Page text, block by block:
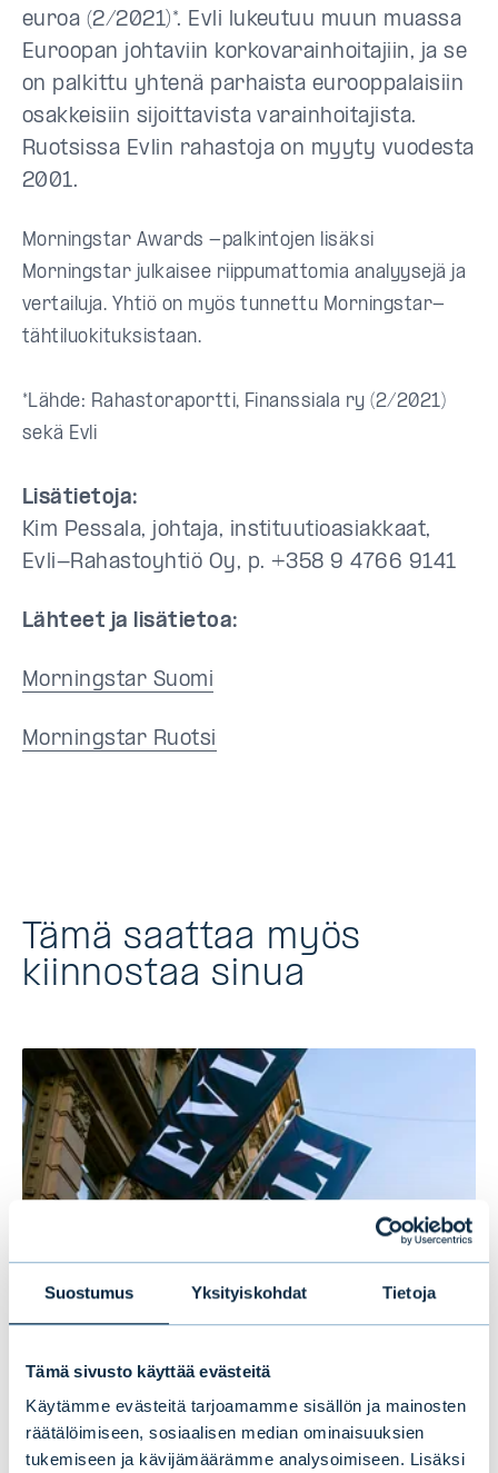
Suostumus Yksityiskohdat Tietoja
Tämä sivusto käyttää evästeitä
Käytämme evästeitä tarjoamamme sisällön ja mainosten
räätälöimiseen, sosiaalisen median ominaisuuksien
tukemiseen ja kävijämäärämme analysoimiseen. Lisäksi
euroa (2/2021)*. Evli lukeutuu muun muassa
Euroopan johtaviin korkovarainhoitajiin, ja se
on palkittu yhtenä parhaista eurooppalaisiin
osakkeisiin sijoittavista varainhoitajista.
Ruotsissa Evlin rahastoja on myyty vuodesta
2001.
Morningstar Awards -palkintojen lisäksi
Morningstar julkaisee riippumattomia analyysejä ja
vertailuja. Yhtiö on myös tunnettu Morningstar-
tähtiluokituksistaan.
*Lähde: Rahastoraportti, Finanssiala ry (2/2021)
sekä Evli
Lisätietoja:
Kim Pessala, johtaja, instituutioasiakkaat,
Evli-Rahastoyhtiö Oy, p. +358 9 4766 9141
Lähteet ja lisätietoa:
Morningstar Suomi
Morningstar Ruotsi
Tämä saattaa myös
kiinnostaa sinua
vuosipuoliskolla